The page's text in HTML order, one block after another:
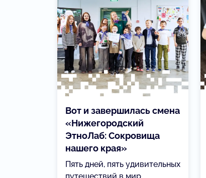
Вот и завершилась смена
«Нижегородский
ЭтноЛаб: Сокровища
нашего края»
Пять дней, пять удивительных